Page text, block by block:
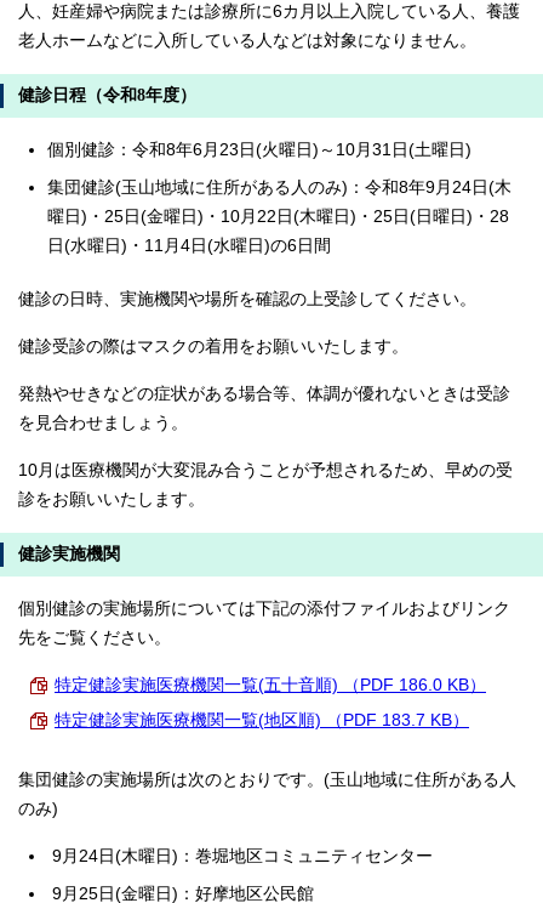
人、妊産婦や病院または診療所に6カ月以上入院している人、養護
老人ホームなどに入所している人などは対象になりません。
健診日程（令和8年度）
個別健診：令和8年6月23日(火曜日)～10月31日(土曜日)
集団健診(玉山地域に住所がある人のみ)：令和8年9月24日(木
曜日)・25日(金曜日)・10月22日(木曜日)・25日(日曜日)・28
日(水曜日)・11月4日(水曜日)の6日間
健診の日時、実施機関や場所を確認の上受診してください。
健診受診の際はマスクの着用をお願いいたします。
発熱やせきなどの症状がある場合等、体調が優れないときは受診
を見合わせましょう。
10月は医療機関が大変混み合うことが予想されるため、早めの受
診をお願いいたします。
健診実施機関
個別健診の実施場所については下記の添付ファイルおよびリンク
先をご覧ください。
特定健診実施医療機関一覧(五十音順) （PDF 186.0 KB）
特定健診実施医療機関一覧(地区順) （PDF 183.7 KB）
集団健診の実施場所は次のとおりです。(玉山地域に住所がある人
のみ)
9月24日(木曜日)：巻堀地区コミュニティセンター
9月25日(金曜日)：好摩地区公民館